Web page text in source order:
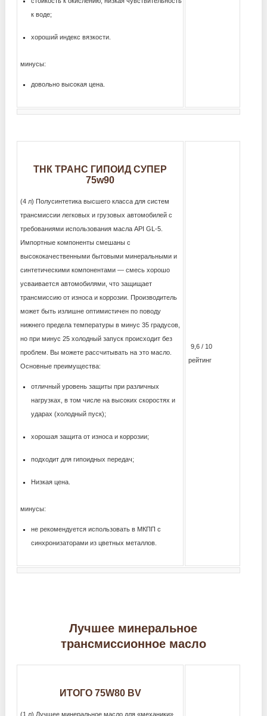
к воде;
хороший индекс вязкости.
минусы:
довольно высокая цена.
ТНК ТРАНС ГИПОИД СУПЕР
75w90
(4 л) Полусинтетика высшего класса для систем
трансмиссии легковых и грузовых автомобилей с
требованиями использования масла API GL-5.
Импортные компоненты смешаны с
высококачественными бытовыми минеральными и
синтетическими компонентами — смесь хорошо
усваивается автомобилями, что защищает
трансмиссию от износа и коррозии. Производитель
может быть излишне оптимистичен по поводу
нижнего предела температуры в минус 35 градусов,
но при минус 25 холодный запуск происходит без
проблем. Вы можете рассчитывать на это масло.
Основные преимущества:
отличный уровень защиты при различных
нагрузках, в том числе на высоких скоростях и
ударах (холодный пуск);
хорошая защита от износа и коррозии;
подходит для гипоидных передач;
Низкая цена.
минусы:
не рекомендуется использовать в МКПП с
синхронизаторами из цветных металлов.
9,6 / 10
рейтинг
Лучшее минеральное
трансмиссионное масло
ИТОГО 75W80 BV
(1 л) Лучшее минеральное масло для «механики»